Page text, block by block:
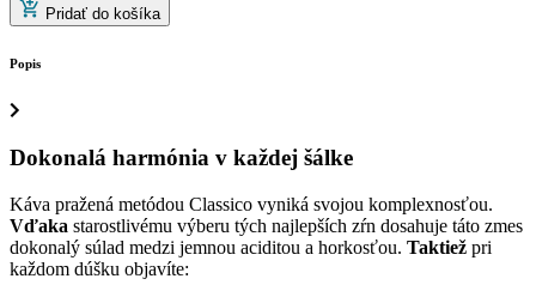
Pridať do košíka
Popis
Dokonalá harmónia v každej šálke
Káva pražená metódou Classico vyniká svojou komplexnosťou.
Vďaka starostlivému výberu tých najlepších zŕn dosahuje táto zmes
dokonalý súlad medzi jemnou aciditou a horkosťou. Taktiež pri
každom dúšku objavíte: